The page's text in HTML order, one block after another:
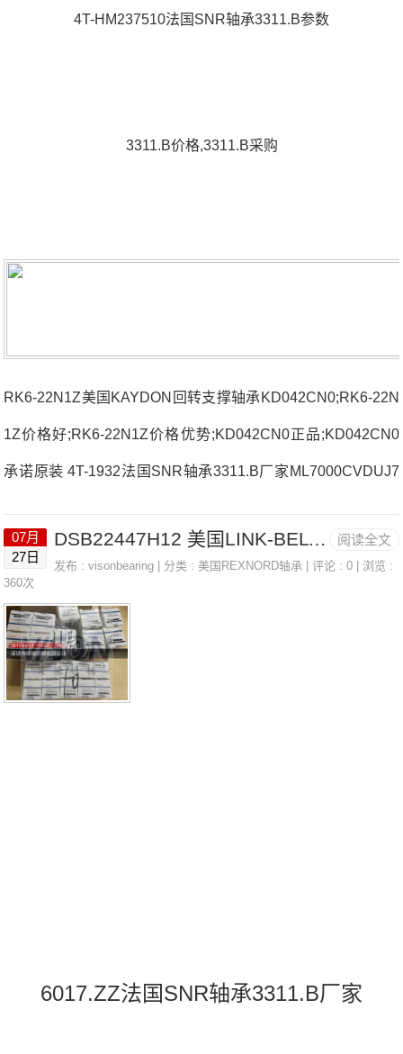
4T-HM237510法国SNR轴承3311.B参数
3311.B价格,3311.B采购
RK6-22N1Z美国KAYDON回转支撑轴承KD042CN0;RK6-22N
1Z价格好;RK6-22N1Z价格优势;KD042CN0正品;KD042CN0
承诺原装 4T-1932法国SNR轴承3311.B厂家ML7000CVDUJ7
44T-HM237510法国SNR轴承3311.B参数3311.B价格,3311.B
采购 热销型号推荐：3311.B，DSB22447H12 RK6-22N1Z，
P2BE208-SRB-CRE热销品牌推荐：16032C37001.HV.U.J74
3311.B3311.B价格,3311.B采购3311.B价格,3311.B采
阅读全文
07月
27日
DSB22447H12 美国LINK-BELT连座轴承 2207
发布 :visonbearing | 分类 :美国REXNORD轴承 | 评论 : 0 | 浏览 :
360次
6017.ZZ法国SNR轴承3311.B厂家